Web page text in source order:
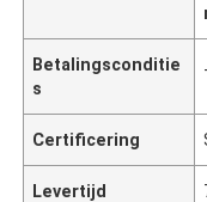
Betalingsconditie
s
Certificering
Levertijd